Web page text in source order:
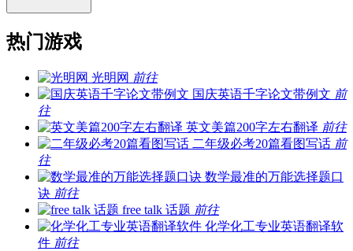
热门游戏
光明网 前往
国庆英语千字论文带例文 前
往
英文美篇200字左右翻译 前往
二年级必考20篇看图写话 前
往
数学最准的万能选择题口
诀 前往
free talk 话题 前往
化学化工专业英语翻译软
件 前往